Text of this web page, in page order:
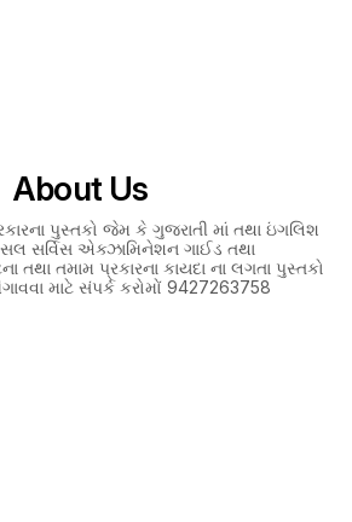
About Us
પુસ્તકો જેમ કે ગુજરાતી માં તથા ઇંગલિશ
સર્વિસ એક્ઝામિનેશન ગાઈડ તથા
તમામ પ્રકારના કાયદા ના લગતા પુસ્તકો
માટે સંપર્ક કરોમોં 9427263758